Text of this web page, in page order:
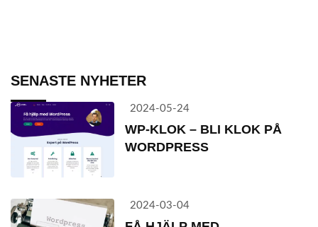
SENASTE NYHETER
2024-05-24
WP-KLOK – BLI KLOK PÅ
WORDPRESS
2024-03-04